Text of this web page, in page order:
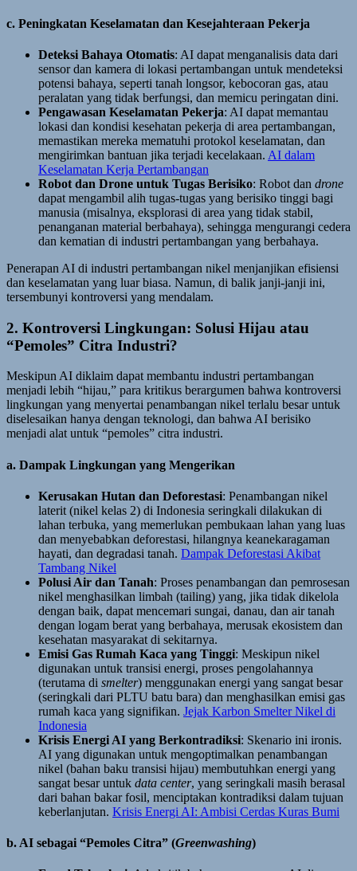
c. Peningkatan Keselamatan dan Kesejahteraan Pekerja
Deteksi Bahaya Otomatis: AI dapat menganalisis data dari
sensor dan kamera di lokasi pertambangan untuk mendeteksi
potensi bahaya, seperti tanah longsor, kebocoran gas, atau
peralatan yang tidak berfungsi, dan memicu peringatan dini.
Pengawasan Keselamatan Pekerja: AI dapat memantau
lokasi dan kondisi kesehatan pekerja di area pertambangan,
memastikan mereka mematuhi protokol keselamatan, dan
mengirimkan bantuan jika terjadi kecelakaan. AI dalam
Keselamatan Kerja Pertambangan
Robot dan Drone untuk Tugas Berisiko: Robot dan drone
dapat mengambil alih tugas-tugas yang berisiko tinggi bagi
manusia (misalnya, eksplorasi di area yang tidak stabil,
penanganan material berbahaya), sehingga mengurangi cedera
dan kematian di industri pertambangan yang berbahaya.
Penerapan AI di industri pertambangan nikel menjanjikan efisiensi
dan keselamatan yang luar biasa. Namun, di balik janji-janji ini,
tersembunyi kontroversi yang mendalam.
2. Kontroversi Lingkungan: Solusi Hijau atau
“Pemoles” Citra Industri?
Meskipun AI diklaim dapat membantu industri pertambangan
menjadi lebih “hijau,” para kritikus berargumen bahwa kontroversi
lingkungan yang menyertai penambangan nikel terlalu besar untuk
diselesaikan hanya dengan teknologi, dan bahwa AI berisiko
menjadi alat untuk “pemoles” citra industri.
a. Dampak Lingkungan yang Mengerikan
Kerusakan Hutan dan Deforestasi: Penambangan nikel
laterit (nikel kelas 2) di Indonesia seringkali dilakukan di
lahan terbuka, yang memerlukan pembukaan lahan yang luas
dan menyebabkan deforestasi, hilangnya keanekaragaman
hayati, dan degradasi tanah. Dampak Deforestasi Akibat
Tambang Nikel
Polusi Air dan Tanah: Proses penambangan dan pemrosesan
nikel menghasilkan limbah (tailing) yang, jika tidak dikelola
dengan baik, dapat mencemari sungai, danau, dan air tanah
dengan logam berat yang berbahaya, merusak ekosistem dan
kesehatan masyarakat di sekitarnya.
Emisi Gas Rumah Kaca yang Tinggi: Meskipun nikel
digunakan untuk transisi energi, proses pengolahannya
(terutama di smelter) menggunakan energi yang sangat besar
(seringkali dari PLTU batu bara) dan menghasilkan emisi gas
rumah kaca yang signifikan. Jejak Karbon Smelter Nikel di
Indonesia
Krisis Energi AI yang Berkontradiksi: Skenario ini ironis.
AI yang digunakan untuk mengoptimalkan penambangan
nikel (bahan baku transisi hijau) membutuhkan energi yang
sangat besar untuk data center, yang seringkali masih berasal
dari bahan bakar fosil, menciptakan kontradiksi dalam tujuan
keberlanjutan. Krisis Energi AI: Ambisi Cerdas Kuras Bumi
b. AI sebagai “Pemoles Citra” (Greenwashing)